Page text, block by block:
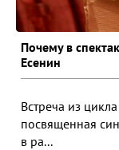
Почему в
Есенин
Встреча из
посвященная
в ра...